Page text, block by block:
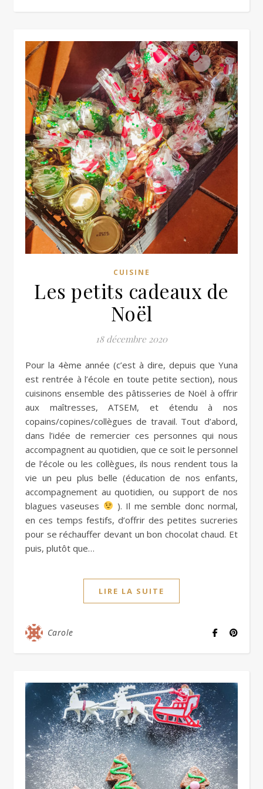
CUISINE
Les petits cadeaux de
Noël
18 décembre 2020
Pour la 4ème année (c’est à dire, depuis que Yuna
est rentrée à l’école en toute petite section), nous
cuisinons ensemble des pâtisseries de Noël à offrir
aux maîtresses, ATSEM, et étendu à nos
copains/copines/collègues de travail. Tout d’abord,
dans l’idée de remercier ces personnes qui nous
accompagnent au quotidien, que ce soit le personnel
de l’école ou les collègues, ils nous rendent tous la
vie un peu plus belle (éducation de nos enfants,
accompagnement au quotidien, ou support de nos
blagues vaseuses
). Il me semble donc normal,
en ces temps festifs, d’offrir des petites sucreries
pour se réchauffer devant un bon chocolat chaud. Et
puis, plutôt que…
LIRE LA SUITE
Carole